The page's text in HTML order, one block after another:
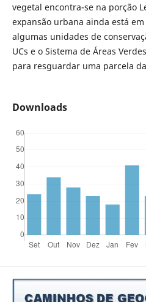
vegetal encontra-se na porção
expansão urbana ainda está
algumas unidades de
UCs e o Sistema de Áreas
para resguardar uma parcela
Downloads